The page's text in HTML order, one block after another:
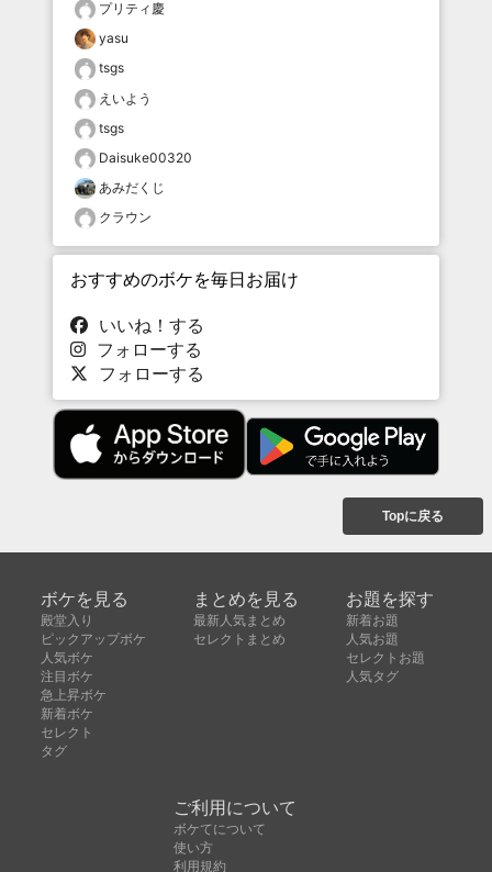
プリティ慶
yasu
tsgs
えいよう
tsgs
Daisuke00320
あみだくじ
クラウン
おすすめのボケを毎日お届け
いいね！する
フォローする
フォローする
Topに戻る
ボケを見る
殿堂入り
ピックアップボケ
人気ボケ
注目ボケ
急上昇ボケ
新着ボケ
セレクト
タグ
まとめを見る
最新人気まとめ
セレクトまとめ
お題を探す
新着お題
人気お題
セレクトお題
人気タグ
ご利用について
ボケてについて
使い方
利用規約